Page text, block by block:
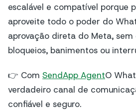
escalável e compatível porque
aproveite todo o poder do
aprovação direta do Meta,
bloqueios, banimentos ou
👉 Com SendApp AgentO
verdadeiro canal de
confiável e seguro.